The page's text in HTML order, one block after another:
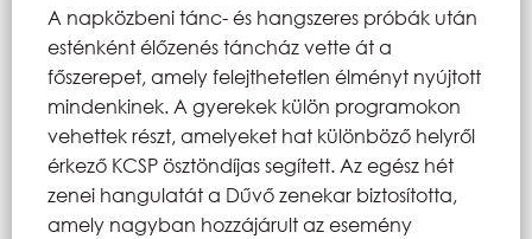
A napközbeni tánc- és hangszeres próbák után
esténként élőzenés táncház vette át a
főszerepet, amely felejthetetlen élményt nyújtott
mindenkinek. A gyerekek külön programokon
vehettek részt, amelyeket hat különböző helyről
érkező KCSP ösztöndíjas segített. Az egész hét
zenei hangulatát a Dűvő zenekar biztosította,
amely nagyban hozzájárult az esemény